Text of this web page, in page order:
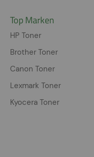
Top Marken
HP Toner
Brother Toner
Canon Toner
Lexmark Toner
Kyocera Toner